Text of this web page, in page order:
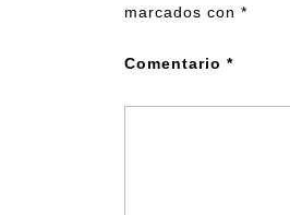
marcados con *
Comentario *